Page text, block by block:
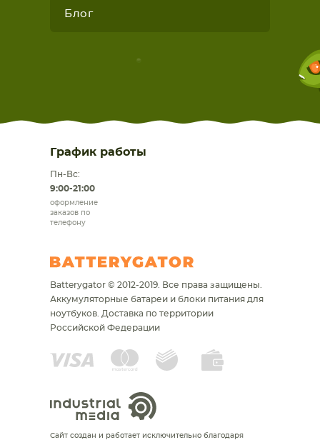
Блог
График работы
Пн-Вс:
9:00-21:00
оформление
заказов по
телефону
Batterygator © 2012-2019. Все права защищены.
Аккумуляторные батареи и блоки питания для
ноутбуков. Доставка по территории
Российской Федерации
Сайт создан и работает исключительно благодаря